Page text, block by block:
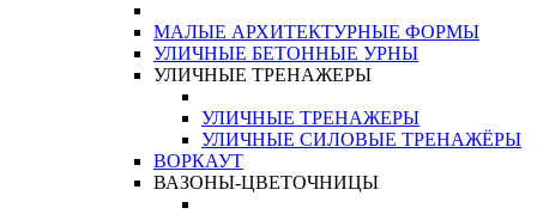
МАЛЫЕ АРХИТЕКТУРНЫЕ ФОРМЫ
УЛИЧНЫЕ БЕТОННЫЕ УРНЫ
УЛИЧНЫЕ ТРЕНАЖЕРЫ
УЛИЧНЫЕ ТРЕНАЖЕРЫ
УЛИЧНЫЕ СИЛОВЫЕ ТРЕНАЖЁРЫ
ВОРКАУТ
ВАЗОНЫ-ЦВЕТОЧНИЦЫ